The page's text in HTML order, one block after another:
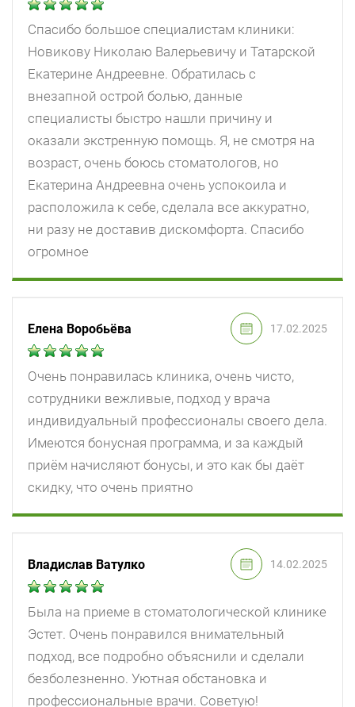
Спасибо большое специалистам клиники:
Новикову Николаю Валерьевичу и Татарской
Екатерине Андреевне. Обратилась с
внезапной острой болью, данные
специалисты быстро нашли причину и
оказали экстренную помощь. Я, не смотря на
возраст, очень боюсь стоматологов, но
Екатерина Андреевна очень успокоила и
расположила к себе, сделала все аккуратно,
ни разу не доставив дискомфорта. Спасибо
огромное
Елена Воробьёва 17.02.2025
Очень понравилась клиника, очень чисто,
сотрудники вежливые, подход у врача
индивидуальный профессионалы своего дела.
Имеются бонусная программа, и за каждый
приём начисляют бонусы, и это как бы даёт
скидку, что очень приятно
Владислав Ватулко 14.02.2025
Была на приеме в стоматологической клинике
Эстет. Очень понравился внимательный
подход, все подробно объяснили и сделали
безболезненно. Уютная обстановка и
профессиональные врачи. Советую!